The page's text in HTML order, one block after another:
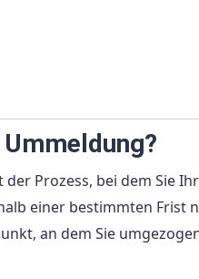
Prozess, bei dem Sie
einer bestimmten Frist
an dem Sie